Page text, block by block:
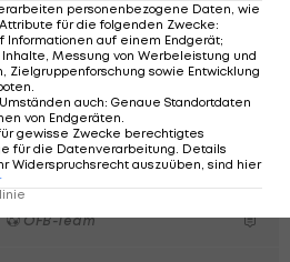
Der EURO-
Rangnick: "Haben uns
zwei Jahre auf diesen
Tag vorbereitet"
ÖFB-Team
personenbezogene Daten, wie
für die folgenden Zwecke:
Informationen auf einem Endgerät;
Messung von Werbeleistung und
Zielgruppenforschung sowie Entwicklung
.
auch: Genaue Standortdaten
von Endgeräten.
gewisse Zwecke berechtigtes
für die Datenverarbeitung. Details
Widerspruchsrecht auszuüben, sind hier